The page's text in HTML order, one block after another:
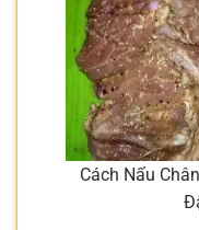
Cách Nấu